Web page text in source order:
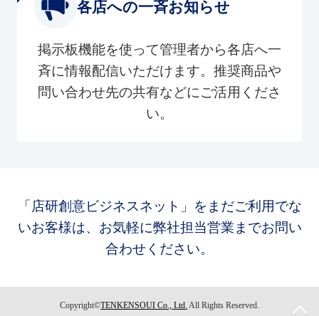
各店への一斉お知らせ
掲示板機能を使って管理者から各店へ一
斉に情報配信いただけます。推奨商品や
問い合わせ先の共有などにご活用くださ
い。
「店研創意ビジネスネット」をまだご利用でな
いお客様は、お気軽に弊社担当営業までお問い
合わせください。
Copyright©TENKENSOUI Co., Ltd. All Rights Reserved.